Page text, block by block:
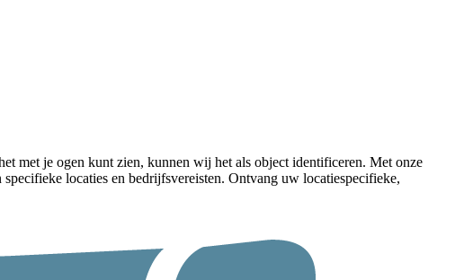
met je ogen kunt zien, kunnen wij het als object identificeren. Met onze
locaties en bedrijfsvereisten. Ontvang uw locatiespecifieke,